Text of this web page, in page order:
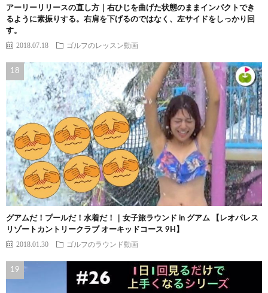
アーリーリリースの直し方｜右ひじを曲げた状態のままインパクトでき
るように素振りする。右肩を下げるのではなく、左サイドをしっかり回
す。
2018.07.18 ゴルフのレッスン動画
グアムだ！プールだ！水着だ！｜女子旅ラウンド in グアム 【レオパレス
リゾートカントリークラブ オーキッドコース 9H】
2018.01.30 ゴルフのラウンド動画